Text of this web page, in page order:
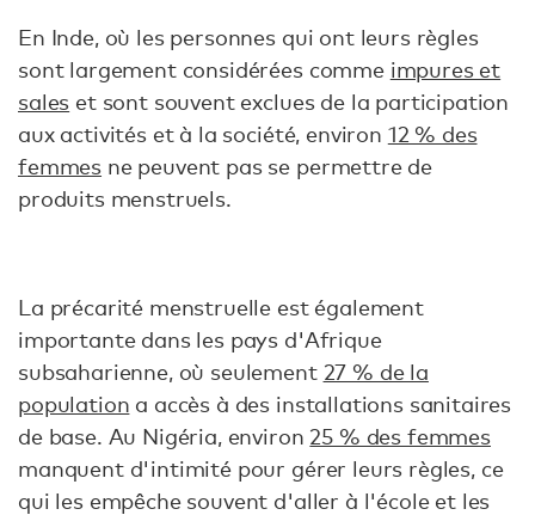
En Inde, où les personnes qui ont leurs règles
sont largement considérées comme impures et
sales et sont souvent exclues de la participation
aux activités et à la société, environ 12 % des
femmes ne peuvent pas se permettre de
produits menstruels.
La précarité menstruelle est également
importante dans les pays d'Afrique
subsaharienne, où seulement 27 % de la
population a accès à des installations sanitaires
de base. Au Nigéria, environ 25 % des femmes
manquent d'intimité pour gérer leurs règles, ce
qui les empêche souvent d'aller à l'école et les